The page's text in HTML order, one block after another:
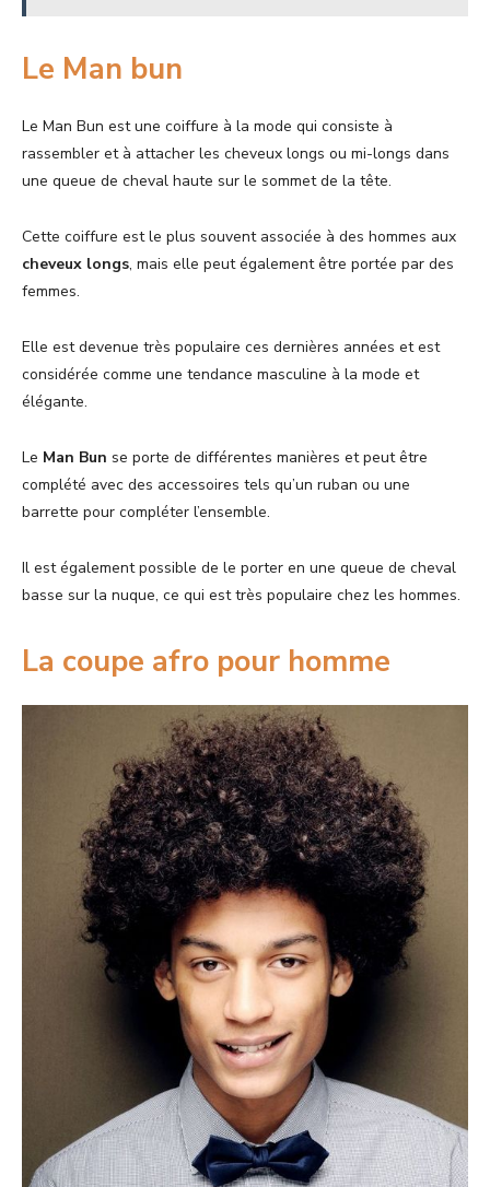
Le Man bun
Le Man Bun est une coiffure à la mode qui consiste à
rassembler et à attacher les cheveux longs ou mi-longs dans
une queue de cheval haute sur le sommet de la tête.
Cette coiffure est le plus souvent associée à des hommes aux
cheveux longs, mais elle peut également être portée par des
femmes.
Elle est devenue très populaire ces dernières années et est
considérée comme une tendance masculine à la mode et
élégante.
Le Man Bun se porte de différentes manières et peut être
complété avec des accessoires tels qu’un ruban ou une
barrette pour compléter l’ensemble.
Il est également possible de le porter en une queue de cheval
basse sur la nuque, ce qui est très populaire chez les hommes.
La coupe afro pour homme